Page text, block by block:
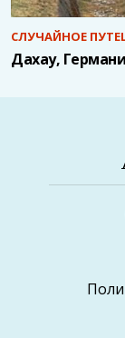
СЛУЧАЙНОЕ
Дахау,